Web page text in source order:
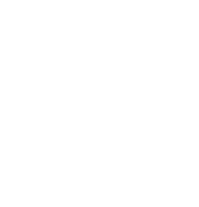
5 av 5 stjärnor